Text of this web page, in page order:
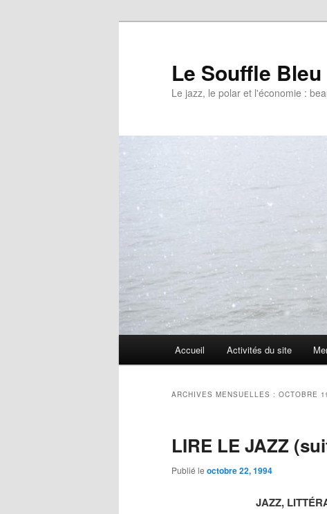
Le Souffle Bleu
Le jazz, le polar et l'économie :
Aller
principal
Aller
secondaire
Accueil Activités du site
ARCHIVES MENSUELLES : OCTOBRE
LIRE LE JAZZ
Publié le octobre 22, 1994
JAZZ,